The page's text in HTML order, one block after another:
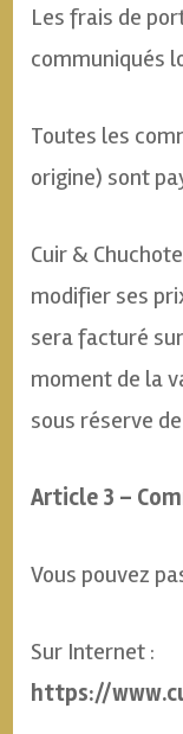
Les frais de
communiqués
Toutes les
origine) sont
Cuir &
modifier ses
sera facturé
moment de la
sous réserve
Article 3 –
Vous pouvez
Sur Internet :
https://